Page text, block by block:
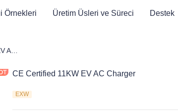
Örnekleri Üretim Üsleri ve Süreci Destek
CE Certified 11KW EV AC Charger
EXW